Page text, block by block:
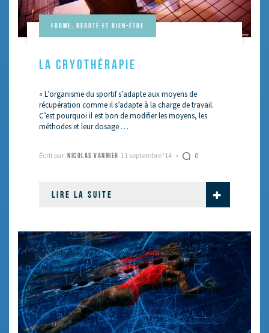
Forme, beauté et bien-être
LA CRYOTHÉRAPIE
« L’organisme du sportif s’adapte aux moyens de
récupération comme il s’adapte à la charge de travail.
C’est pourquoi il est bon de modifier les moyens, les
méthodes et leur dosage …
Écrit par: NICOLAS VANNIER 11 septembre '14 0
LIRE LA SUITE